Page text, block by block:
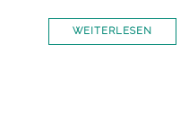
WEITERLESEN